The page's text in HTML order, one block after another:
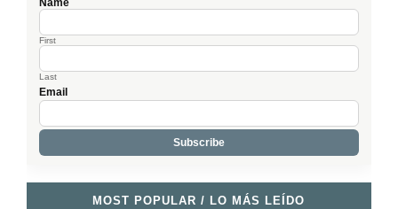
Name
First
Last
Email
MOST POPULAR / LO MÁS LEÍDO